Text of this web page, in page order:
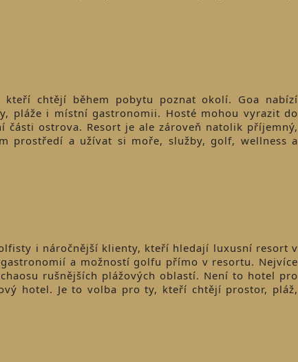
chtějí během pobytu poznat okolí. Goa nabízí
pláže i místní gastronomii. Hosté mohou vyrazit do
ostrova. Resort je ale zároveň natolik příjemný,
prostředí a užívat si moře, služby, golf, wellness a
i náročnější klienty, kteří hledají luxusní resort v
a možností golfu přímo v resortu. Nejvíce
rušnějších plážových oblastí. Není to hotel pro
hotel. Je to volba pro ty, kteří chtějí prostor, pláž,